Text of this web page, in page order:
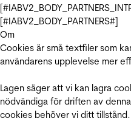
[#IABV2_BODY_PARTNERS#]
Om
Cookies är små textfiler som
användarens upplevelse mer
Lagen säger att vi kan lagra
nödvändiga för driften av
cookies behöver vi ditt tillstånd.